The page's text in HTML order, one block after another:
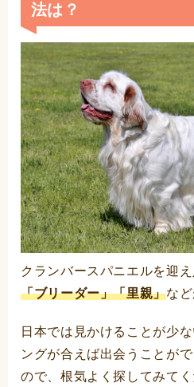
法は？
クランバースパニエルを迎
「ブリーダー」「里親」な
日本では見かけることが少
ングが合えば出会うことが
ので、根気よく探してみてく